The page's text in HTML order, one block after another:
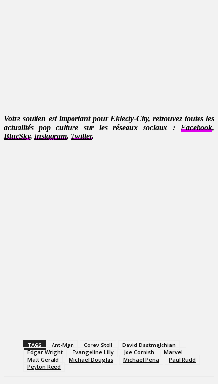
Votre soutien est important pour Eklecty-City, retrouvez toutes les
actualités pop culture sur les réseaux sociaux : Facebook,
BlueSky, Instagram, Twitter.
TAGS Ant-Man Corey Stoll
David Dastmalchian
Edgar Wright
Evangeline Lilly Joe Cornish
Marvel
Matt Gerald
Michael Douglas Michael Pena
Paul Rudd
Peyton Reed